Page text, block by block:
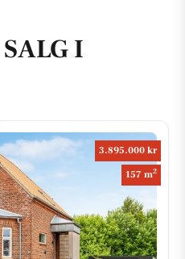
I
3.895.000 kr
157 m2